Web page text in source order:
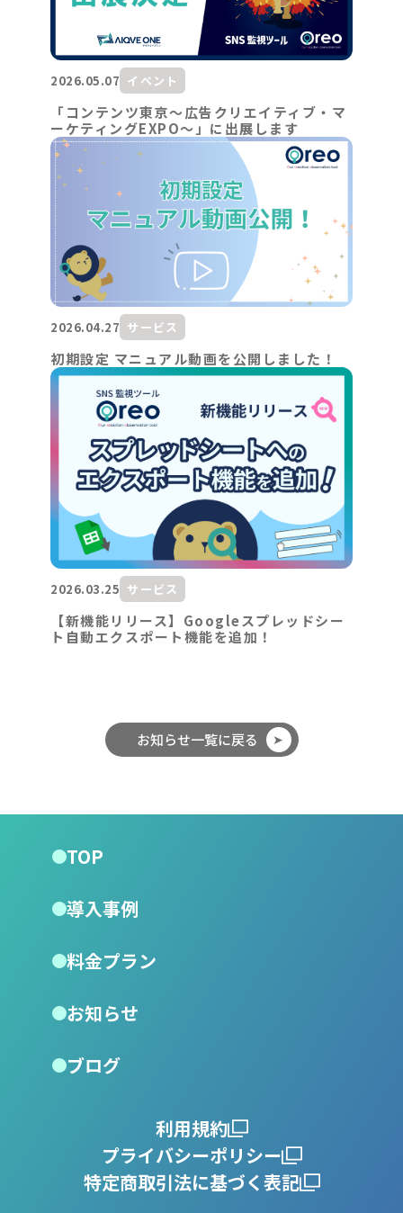
2026.05.07 イベント
「コンテンツ東京～広告クリエイティブ・マ
ーケティングEXPO～」に出展します
2026.04.27 サービス
初期設定 マニュアル動画を公開しました！
2026.03.25 サービス
【新機能リリース】Googleスプレッドシー
ト自動エクスポート機能を追加！
お知らせ一覧に戻る
TOP
導入事例
料金プラン
お知らせ
ブログ
利用規約
プライバシーポリシー
特定商取引法に基づく表記